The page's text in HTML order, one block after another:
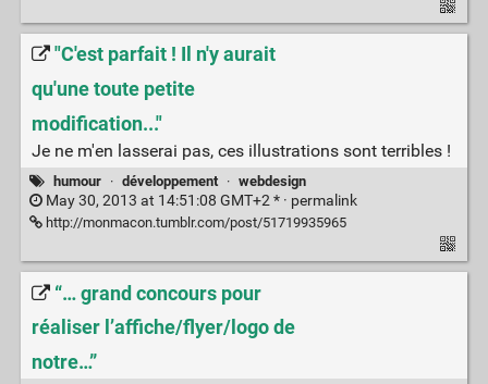
"C'est parfait ! Il n'y aurait
qu'une toute petite
modification..."
Je ne m'en lasserai pas, ces illustrations sont terribles !
humour · développement · webdesign
May 30, 2013 at 14:51:08 GMT+2 * · permalink
http://monmacon.tumblr.com/post/51719935965
“… grand concours pour
réaliser l’affiche/flyer/logo de
notre…”